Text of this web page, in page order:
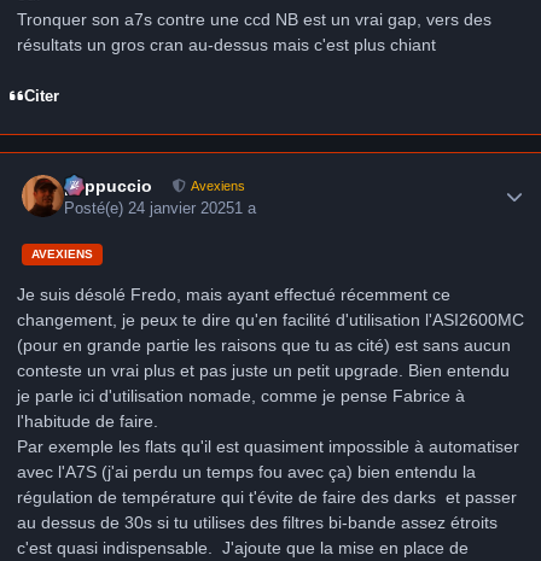
Tronquer son a7s contre une ccd NB est un vrai gap, vers des
résultats un gros cran au-dessus mais c'est plus chiant
Citer
peppuccio Avexiens
Posté(e)24 janvier 20251 a
AVEXIENS
Je suis désolé Fredo, mais ayant effectué récemment ce
changement, je peux te dire qu'en facilité d'utilisation l'ASI2600MC
(pour en grande partie les raisons que tu as cité) est sans aucun
conteste un vrai plus et pas juste un petit upgrade. Bien entendu
je parle ici d'utilisation nomade, comme je pense Fabrice à
l'habitude de faire.
Par exemple les flats qu'il est quasiment impossible à automatiser
avec l'A7S (j'ai perdu un temps fou avec ça) bien entendu la
régulation de température qui t'évite de faire des darks et passer
au dessus de 30s si tu utilises des filtres bi-bande assez étroits
c'est quasi indispensable. J'ajoute que la mise en place de